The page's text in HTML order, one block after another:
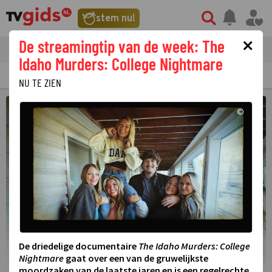
stem nu!
tvgids streaming nieuws
PRIMETIME GEMIST
×
De streamingtip van de week: The
Idaho Murders: College Nightmare
NU TE ZIEN
©
De driedelige documentaire The Idaho Murders: College
Nightmare gaat over een van de gruwelijkste